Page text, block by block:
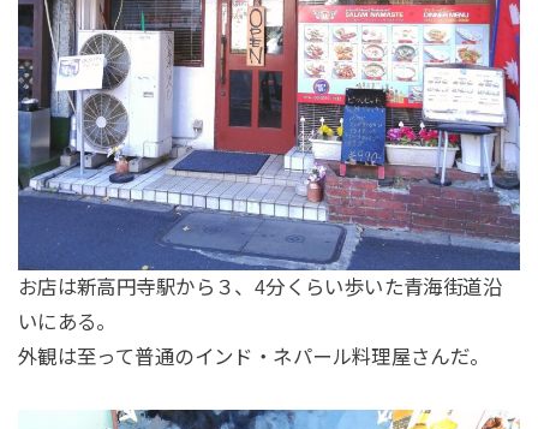
お店は新高円寺駅から３、4分くらい歩いた青海街道沿
いにある。
外観は至って普通のインド・ネパール料理屋さんだ。